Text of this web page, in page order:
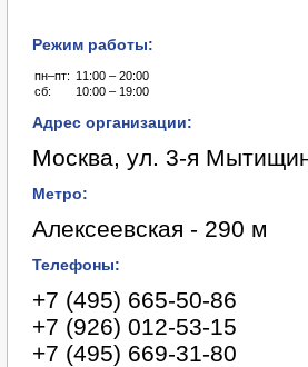
Режим работы:
пн–пт: 11:00 – 20:00
сб:
10:00 – 19:00
Адрес организации:
Москва, ул. 3-я
Метро:
Алексеевская - 290 м
Телефоны:
+7 (495) 665-50-86
+7 (926) 012-53-15
+7 (495) 669-31-80